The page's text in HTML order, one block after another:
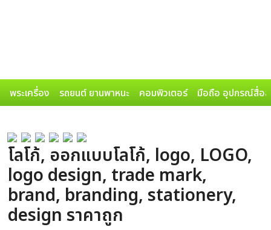
พระเครื่อง รถยนต์ ยานพาหนะ คอมพิวเตอร์ มือถือ อุปกรณ์สื่อส
โลโก้, ออกแบบโลโก้, logo, LOGO,
logo design, trade mark,
brand, branding, stationery,
design ราคาถูก